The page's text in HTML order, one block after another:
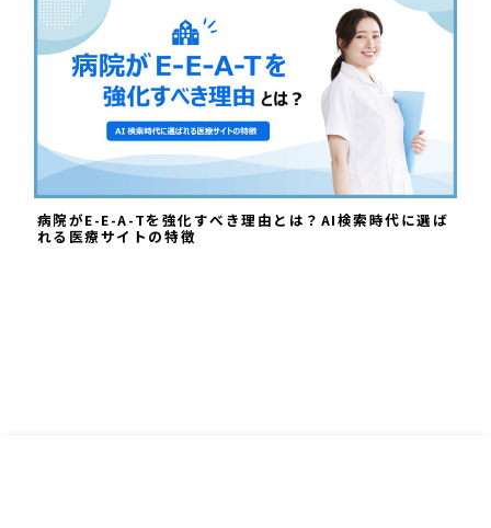
病院がE-E-A-Tを強化すべき理由とは？AI検索時代に選ば
れる医療サイトの特徴